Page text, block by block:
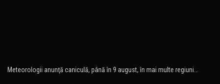
Meteorologii anunţă caniculă, până în 9 august, în mai multe regiuni…